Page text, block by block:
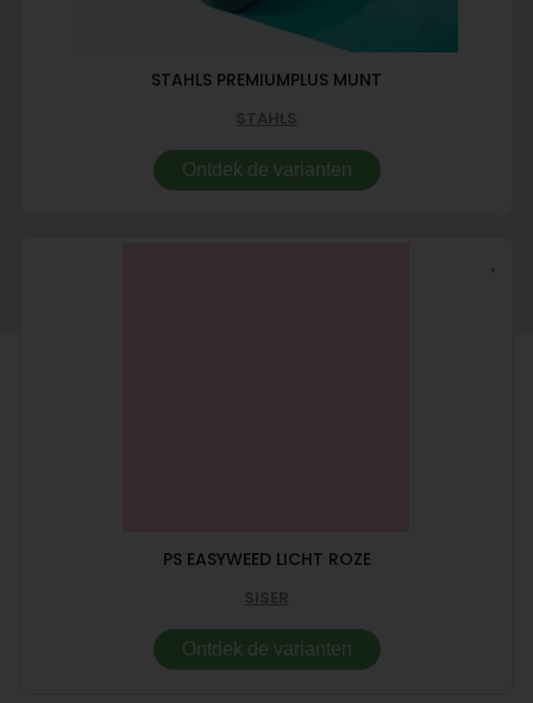
STAHLS PREMIUMPLUS MUNT
STAHLS
Ontdek de varianten
PS EASYWEED LICHT ROZE
SISER
Ontdek de varianten